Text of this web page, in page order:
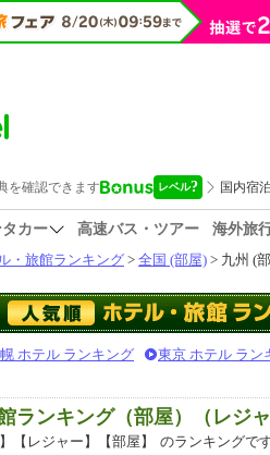
タカー 高速バス・ツアー
海外旅
・旅館ランキング > 全国 (部屋) > 九州 (
ホテル ランキング 東京 ホテル ラン
ランキング（部屋）（レジ
【レジャー】【部屋】 のランキングで